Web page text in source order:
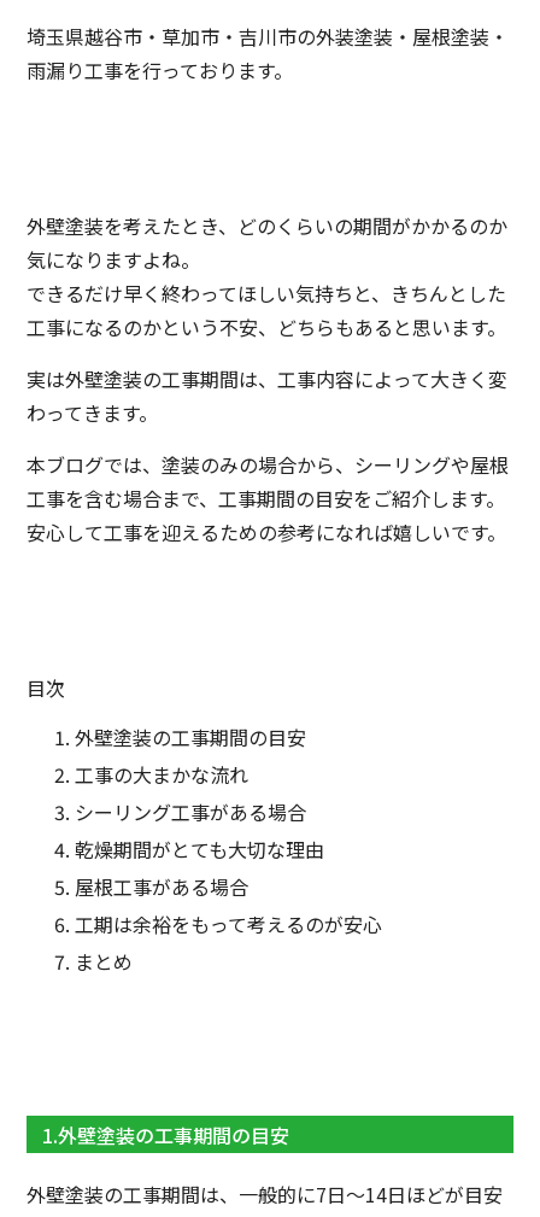
埼玉県越谷市・草加市・吉川市の外装塗装・屋根塗装・
雨漏り工事を行っております。
外壁塗装を考えたとき、どのくらいの期間がかかるのか
気になりますよね。
できるだけ早く終わってほしい気持ちと、きちんとした
工事になるのかという不安、どちらもあると思います。
実は外壁塗装の工事期間は、工事内容によって大きく変
わってきます。
本ブログでは、塗装のみの場合から、シーリングや屋根
工事を含む場合まで、工事期間の目安をご紹介します。
安心して工事を迎えるための参考になれば嬉しいです。
目次
外壁塗装の工事期間の目安
工事の大まかな流れ
シーリング工事がある場合
乾燥期間がとても大切な理由
屋根工事がある場合
工期は余裕をもって考えるのが安心
まとめ
1.外壁塗装の工事期間の目安
外壁塗装の工事期間は、一般的に7日〜14日ほどが目安